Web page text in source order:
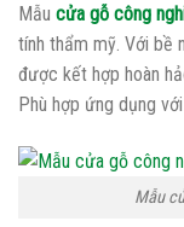
Mẫu cửa gỗ công
tính thẩm mỹ. Với bề
được kết hợp hoàn
Phù hợp ứng dụng
Mẫu